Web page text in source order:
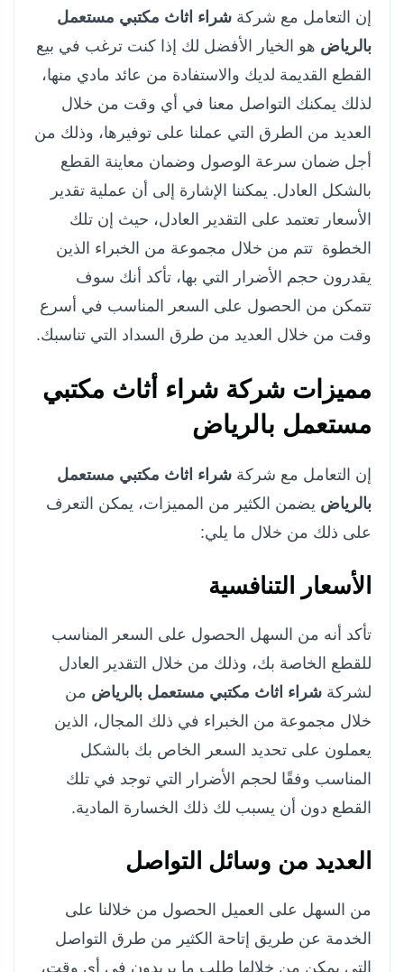
إن التعامل مع شركة شراء اثاث مكتبي مستعمل
بالرياض هو الخيار الأفضل لك إذا كنت ترغب في بيع
القطع القديمة لديك والاستفادة من عائد مادي منها،
لذلك يمكنك التواصل معنا في أي وقت من خلال
العديد من الطرق التي عملنا على توفيرها، وذلك من
أجل ضمان سرعة الوصول وضمان معاينة القطع
بالشكل العادل. يمكننا الإشارة إلى أن عملية تقدير
الأسعار تعتمد على التقدير العادل، حيث إن تلك
الخطوة تتم من خلال مجموعة من الخبراء الذين
يقدرون حجم الأضرار التي بها، تأكد أنك سوف
تتمكن من الحصول على السعر المناسب في أسرع
وقت من خلال العديد من طرق السداد التي تناسبك.
مميزات شركة شراء أثاث مكتبي
مستعمل بالرياض
إن التعامل مع شركة شراء اثاث مكتبي مستعمل
بالرياض يضمن الكثير من المميزات، يمكن التعرف
على ذلك من خلال ما يلي:
الأسعار التنافسية
تأكد أنه من السهل الحصول على السعر المناسب
للقطع الخاصة بك، وذلك من خلال التقدير العادل
لشركة شراء اثاث مكتبي مستعمل بالرياض من
خلال مجموعة من الخبراء في ذلك المجال، الذين
يعملون على تحديد السعر الخاص بك بالشكل
المناسب وفقًا لحجم الأضرار التي توجد في تلك
القطع دون أن يسبب لك ذلك الخسارة المادية.
العديد من وسائل التواصل
من السهل على العميل الحصول من خلالنا على
الخدمة عن طريق إتاحة الكثير من طرق التواصل
التي يمكن من خلالها طلب ما يريدون في أي وقت،